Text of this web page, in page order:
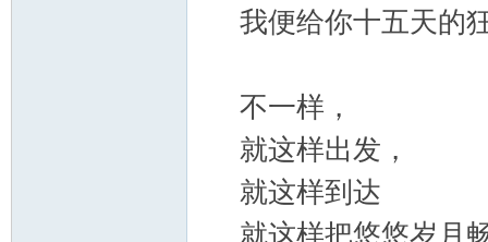
我便给你十五天的
不一样，
就这样出发，
就这样到达
就这样把悠悠岁月